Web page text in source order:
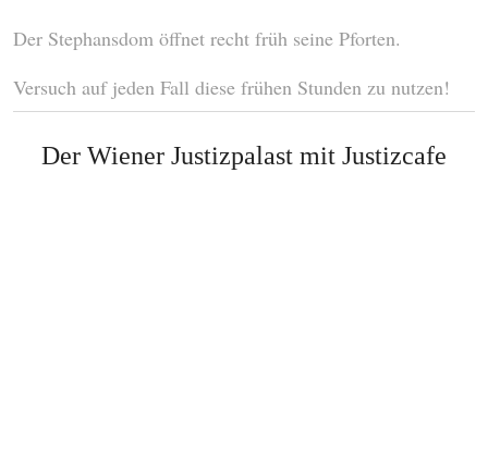
Der Stephansdom öffnet recht früh seine Pforten.
Versuch auf jeden Fall diese frühen Stunden zu nutzen!
Der Wiener Justizpalast mit Justizcafe